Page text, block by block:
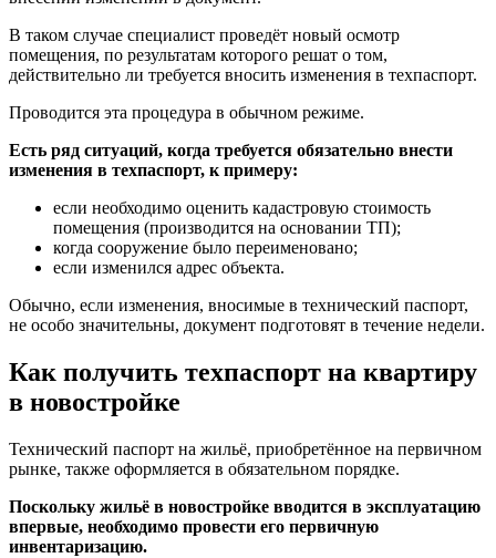
В таком случае специалист проведёт новый осмотр
помещения, по результатам которого решат о том,
действительно ли требуется вносить изменения в техпаспорт.
Проводится эта процедура в обычном режиме.
Есть ряд ситуаций, когда требуется обязательно внести
изменения в техпаспорт, к примеру:
если необходимо оценить кадастровую стоимость
помещения (производится на основании ТП);
когда сооружение было переименовано;
если изменился адрес объекта.
Обычно, если изменения, вносимые в технический паспорт,
не особо значительны, документ подготовят в течение недели.
Как получить техпаспорт на квартиру
в новостройке
Технический паспорт на жильё, приобретённое на первичном
рынке, также оформляется в обязательном порядке.
Поскольку жильё в новостройке вводится в эксплуатацию
впервые, необходимо провести его первичную
инвентаризацию.